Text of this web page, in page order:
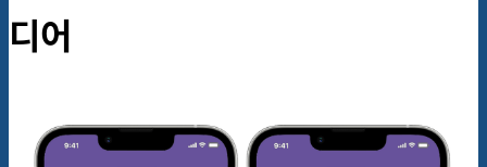
디어